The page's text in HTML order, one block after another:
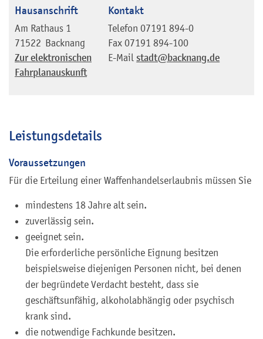
Hausanschrift
Am Rathaus 1
71522 Backnang
Zur elektronischen
Fahrplanauskunft
Kontakt
Telefon 07191 894-0
Fax 07191 894-100
E-Mail stadt@backnang.de
Leistungsdetails
Voraussetzungen
Für die Erteilung einer Waffenhandelserlaubnis müssen Sie
mindestens 18 Jahre alt sein.
zuverlässig sein.
geeignet sein.
Die erforderliche persönliche Eignung besitzen
beispielsweise diejenigen Personen nicht, bei denen
der begründete Verdacht besteht, dass sie
geschäftsunfähig, alkoholabhängig oder psychisch
krank sind.
die notwendige Fachkunde besitzen.